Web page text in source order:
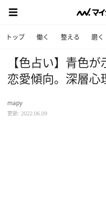
トップ 働く 整える 磨く
【色占い】青色
恋愛傾向。深層心
mapy
更新: 2022.06.09